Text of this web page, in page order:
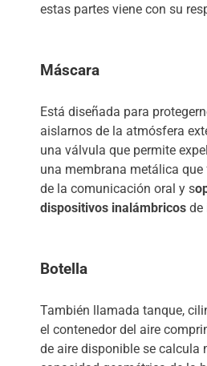
estas partes viene con su
Máscara
Está diseñada para
aislarnos de la atmósfera
una válvula que permite
una membrana metálica
de la comunicación oral y s
dispositivos inalámbricos de
Botella
También llamada tanque,
el contenedor del aire
de aire disponible se calcula